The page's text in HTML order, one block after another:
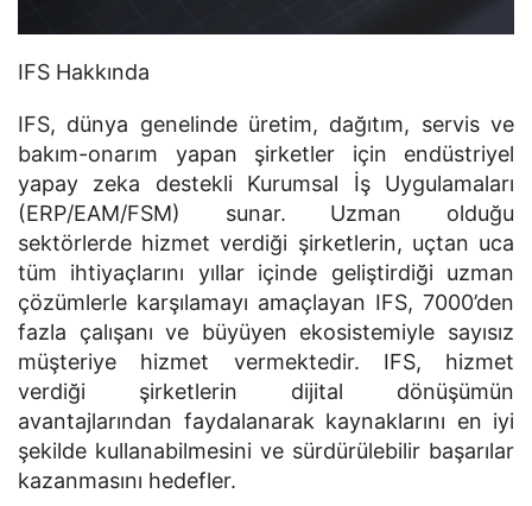
IFS Hakkında
IFS, dünya genelinde üretim, dağıtım, servis ve
bakım-onarım yapan şirketler için endüstriyel
yapay zeka destekli Kurumsal İş Uygulamaları
(ERP/EAM/FSM) sunar. Uzman olduğu
sektörlerde hizmet verdiği şirketlerin, uçtan uca
tüm ihtiyaçlarını yıllar içinde geliştirdiği uzman
çözümlerle karşılamayı amaçlayan IFS, 7000’den
fazla çalışanı ve büyüyen ekosistemiyle sayısız
müşteriye hizmet vermektedir. IFS, hizmet
verdiği şirketlerin dijital dönüşümün
avantajlarından faydalanarak kaynaklarını en iyi
şekilde kullanabilmesini ve sürdürülebilir başarılar
kazanmasını hedefler.